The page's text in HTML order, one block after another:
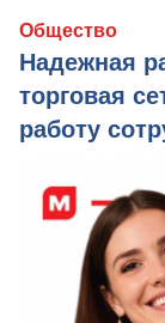
Общество
Надежная
торговая
работу